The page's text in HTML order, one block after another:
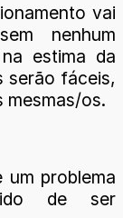
vai
nenhum
estima da
serão fáceis,
mesmas/os.
problema
de ser